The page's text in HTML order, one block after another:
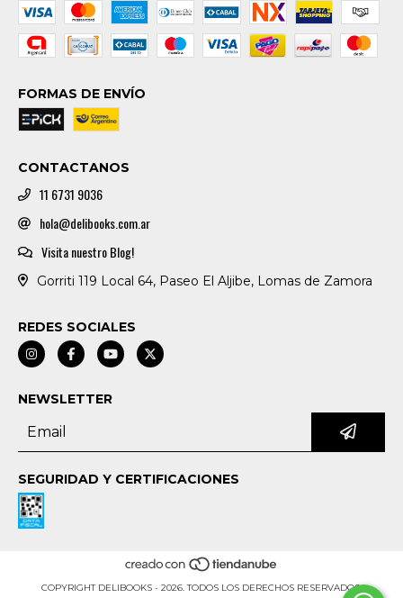
FORMAS DE ENVÍO
CONTACTANOS
11 6731 9036
hola@delibooks.com.ar
Visita nuestro Blog!
Gorriti 119 Local 64, Paseo El Aljibe, Lomas de Zamora
REDES SOCIALES
NEWSLETTER
SEGURIDAD Y CERTIFICACIONES
COPYRIGHT DELIBOOKS - 2026. TODOS LOS DERECHOS RESERVADOS.